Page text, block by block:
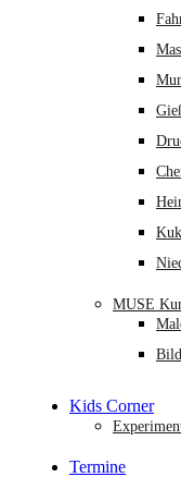
MUSE
Kids Corner
Termine